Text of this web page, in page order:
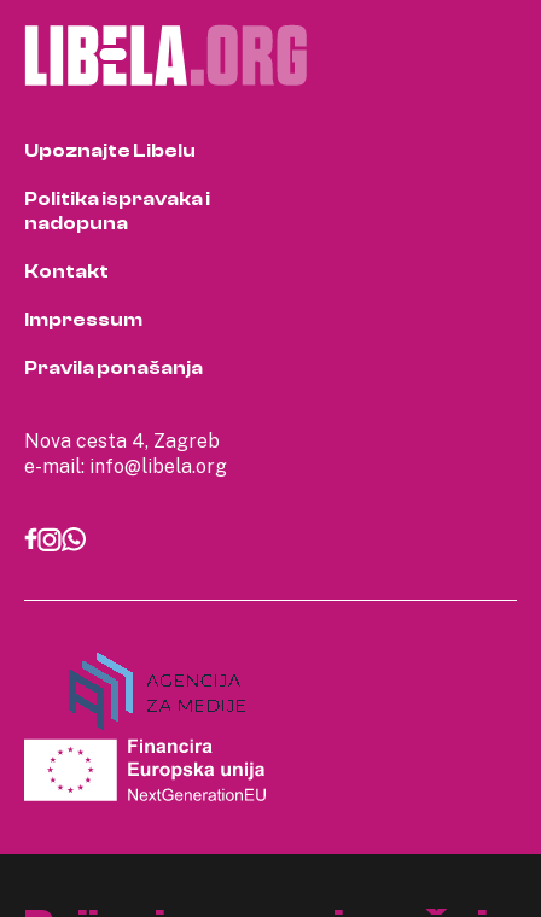
Nova cesta 4, Zagreb
e-mail: info@libela.org
Upoznajte Libelu
Politika ispravaka i
nadopuna
Kontakt
Impressum
Pravila ponašanja